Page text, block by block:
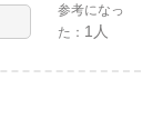
参考になっ
た： 1人